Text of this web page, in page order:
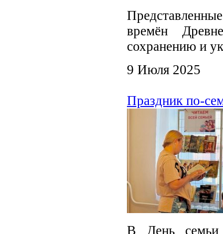
времён
сохранению и
9 Июля 2025
Праздник по-
В День